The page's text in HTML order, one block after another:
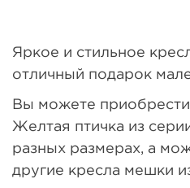
Яркое и стильное
отличный подарок
Вы можете
Желтая птичка из
разных размерах, а
другие кресла мешки